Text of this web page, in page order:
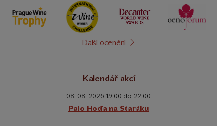
Další ocenění
Kalendář akcí
08. 08. 2026 19:00 do 22:00
Palo Hoďa na Staráku